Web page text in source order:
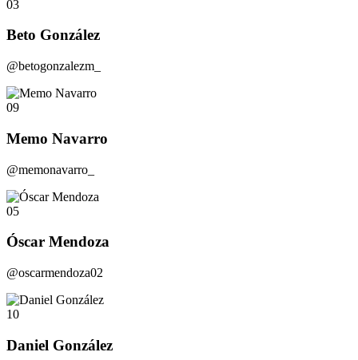
03
Beto González
@betogonzalezm_
09
Memo Navarro
@memonavarro_
05
Óscar Mendoza
@oscarmendoza02
10
Daniel González